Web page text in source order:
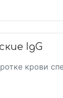
IgG
крови